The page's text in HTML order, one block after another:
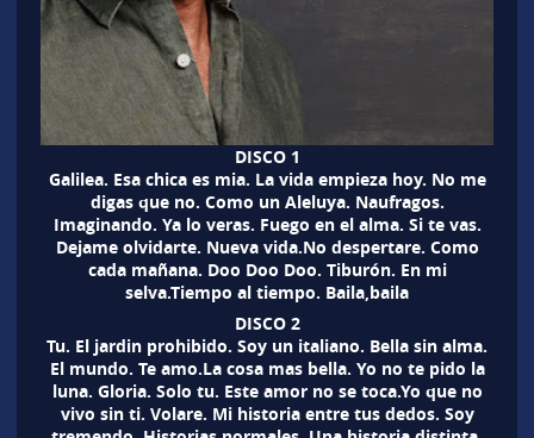
DISCO 1
Galilea. Esa chica es mia. La vida empieza hoy. No me
digas que no. Como un Aleluya. Naufragos.
Imaginando. Ya lo veras. Fuego en el alma. Si te vas.
Dejame olvidarte. Nueva vida.No despertare. Como
cada mañana. Doo Doo Doo. Tiburón. En mi
selva.Tiempo al tiempo. Baila,baila
DISCO 2
Tu. El jardin prohibido. Soy un italiano. Bella sin alma.
El mundo. Te amo.La cosa mas bella. Yo no te pido la
luna. Gloria. Solo tu. Este amor no se toca.Yo que no
vivo sin ti. Volare. Mi historia entre tus dedos. Soy